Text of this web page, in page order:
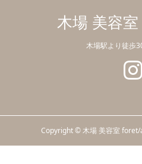
木場 美容室
木場駅より徒歩
Copyright © 木場 美容室